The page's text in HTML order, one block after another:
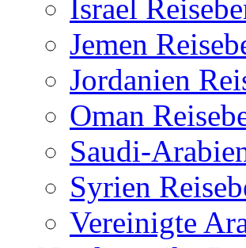
Israel
Jemen
Jordanien
Oman
Saudi-
Syrien
Vereinigte